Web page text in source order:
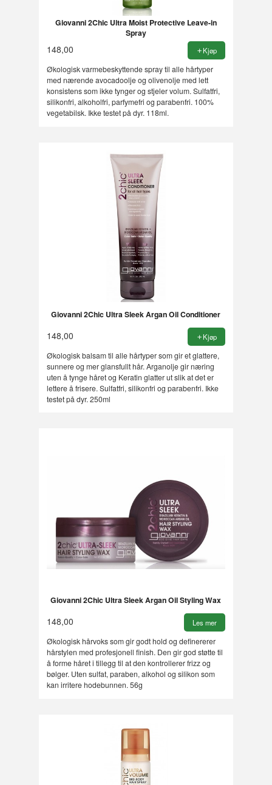
Giovanni 2Chic Ultra Moist Protective Leave-in
Spray
148,00 Kjøp
Økologisk varmebeskyttende spray til alle hårtyper
med nærende avocadoolje og olivenolje med lett
konsistens som ikke tynger og stjeler volum. Sulfatfri,
silikonfri, alkoholfri, parfymefri og parabenfri. 100%
vegetabilsk. Ikke testet på dyr. 118ml.
Giovanni 2Chic Ultra Sleek Argan Oil Conditioner
148,00 Kjøp
Økologisk balsam til alle hårtyper som gir et glattere,
sunnere og mer glansfullt hår. Arganolje gir næring
uten å tynge håret og Keratin glatter ut slik at det er
lettere å frisere. Sulfatfri, silikonfri og parabenfri. Ikke
testet på dyr. 250ml
Giovanni 2Chic Ultra Sleek Argan Oil Styling Wax
148,00 Les mer
Økologisk hårvoks som gir godt hold og definererer
hårstylen med profesjonell finish. Den gir god støtte til
å forme håret i tillegg til at den kontrollerer frizz og
bølger. Uten sulfat, paraben, alkohol og silikon som
kan irritere hodebunnen. 56g